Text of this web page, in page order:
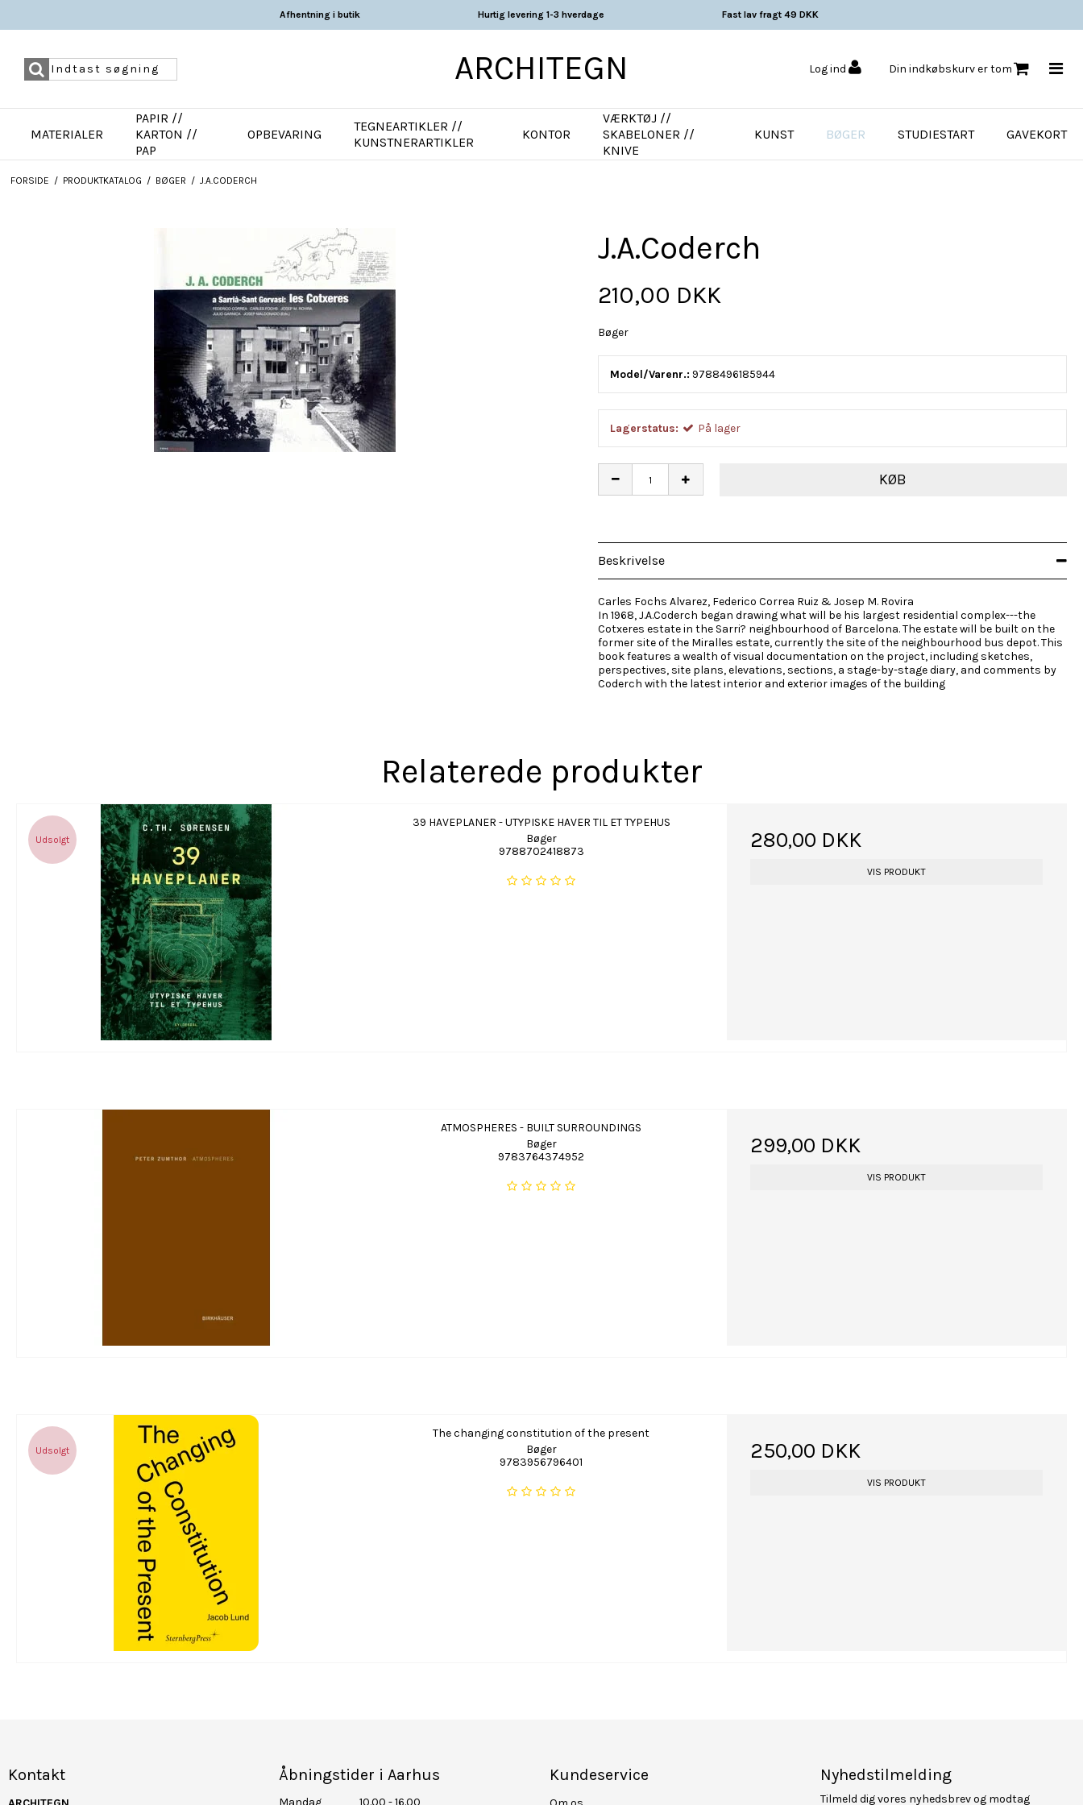
Afhentning i butik Hurtig levering 1-3 hverdage Fast lav fragt 49 DKK
ARCHITEGN Log ind Din indkøbskurv er tom
MATERIALER
PAPIR //
KARTON //
PAP
OPBEVARING
TEGNEARTIKLER //
KUNSTNERARTIKLER
KONTOR
VÆRKTØJ //
SKABELONER //
KNIVE
KUNST BØGER STUDIESTART GAVEKORT
FORSIDE / PRODUKTKATALOG / BØGER / J.A.CODERCH
J.A.Coderch
210,00 DKK
Bøger
Model/Varenr.: 9788496185944
Lagerstatus: På lager
KØB
Beskrivelse
Carles Fochs Alvarez, Federico Correa Ruiz & Josep M. Rovira
In 1968, J.A.Coderch began drawing what will be his largest residential complex---the
Cotxeres estate in the Sarri? neighbourhood of Barcelona. The estate will be built on the
former site of the Miralles estate, currently the site of the neighbourhood bus depot. This
book features a wealth of visual documentation on the project, including sketches,
perspectives, site plans, elevations, sections, a stage-by-stage diary, and comments by
Coderch with the latest interior and exterior images of the building
Relaterede produkter
Udsolgt
39 HAVEPLANER - UTYPISKE HAVER TIL ET TYPEHUS
Bøger
9788702418873
280,00 DKK
VIS PRODUKT
ATMOSPHERES - BUILT SURROUNDINGS
Bøger
9783764374952
299,00 DKK
VIS PRODUKT
Udsolgt
The changing constitution of the present
Bøger
9783956796401
250,00 DKK
VIS PRODUKT
Kontakt Åbningstider i Aarhus Kundeservice Nyhedstilmelding
Tilmeld dig vores nyhedsbrev og modtag